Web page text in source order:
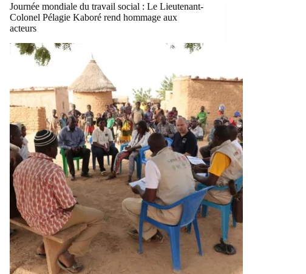
Journée mondiale du travail social : Le Lieutenant-
Colonel Pélagie Kaboré rend hommage aux
acteurs